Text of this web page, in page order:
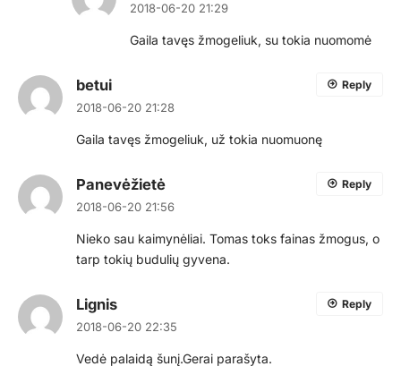
2018-06-20 21:29
Gaila tavęs žmogeliuk, su tokia nuomomė
betui
2018-06-20 21:28
Gaila tavęs žmogeliuk, už tokia nuomuonę
Reply
Panevėžietė
2018-06-20 21:56
Nieko sau kaimynėliai. Tomas toks fainas žmogus, o
tarp tokių budulių gyvena.
Reply
Lignis
2018-06-20 22:35
Vedė palaidą šunį.Gerai parašyta.
Reply